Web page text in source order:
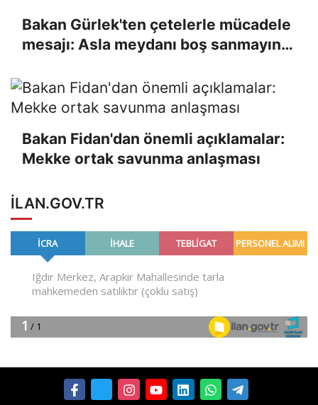
Bakan Gürlek'ten çetelerle mücadele
mesajı: Asla meydanı boş sanmayın,
Bakan Fidan'dan önemli açıklamalar:
Mekke ortak savunma anlaşması
ILAN.GOV.TR